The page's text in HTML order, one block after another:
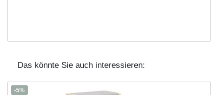
Das könnte Sie auch interessieren:
-5%